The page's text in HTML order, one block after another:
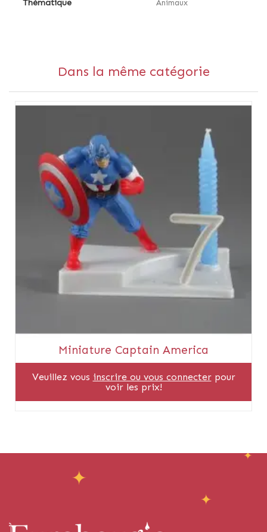
Thématique Animaux
Dans la même catégorie
Miniature Captain America
Veuillez vous inscrire ou vous connecterpour
voir les prix!